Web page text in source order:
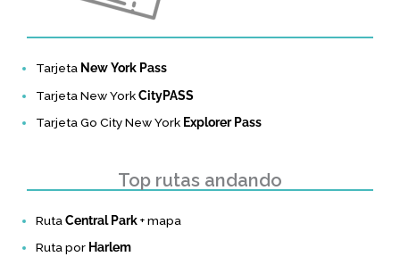
Tarjeta New York Pass
Tarjeta New YorkCityPASS
Tarjeta Go City New York Explorer Pass
Top rutas andando
Ruta Central Park+ mapa
Ruta por Harlem